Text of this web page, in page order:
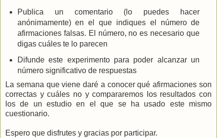
Publica un comentario (lo puedes hacer
anónimamente) en el que indiques el número de
afirmaciones falsas. El número, no es necesario que
digas cuáles te lo parecen
Difunde este experimento para poder alcanzar un
número significativo de respuestas
La semana que viene daré a conocer qué afirmaciones son
correctas y cuáles no y compararemos los resultados con
los de un estudio en el que se ha usado este mismo
cuestionario.
Espero que disfrutes y gracias por participar.